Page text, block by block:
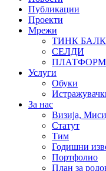
Публикации
Проекти
Мрежи
ТИНК
СЕЛДИ
ПЛАТФОРМА
Услуги
Обуки
За нас
Визија,
Статут
Тим
Годишни
Портфолио
План за